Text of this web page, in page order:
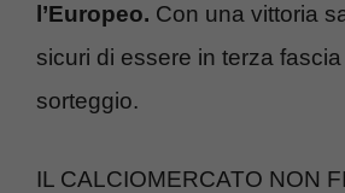
l’Europeo. Con una vittoria
sicuri di essere in terza fascia
sorteggio.
IL CALCIOMERCATO NON